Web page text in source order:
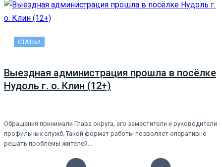
СТАТЬИ
Выездная администрация прошла в посёлке
Нудоль г. о. Клин (12+)
Обращения принимали Глава округа, его заместители и руководители
профильных служб. Такой формат работы позволяет оперативно
решать проблемы жителей…